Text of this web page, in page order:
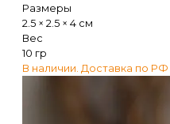
Размеры
2.5 × 2.5 × 4 см
Вес
10 гр
В наличии. Доставка по